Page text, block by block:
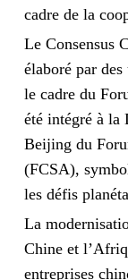
cadre de la
Le Consensus
élaboré par
le cadre du
été intégré à la
Beijing du
(FCSA),
les défis
La
Chine et
entreprises